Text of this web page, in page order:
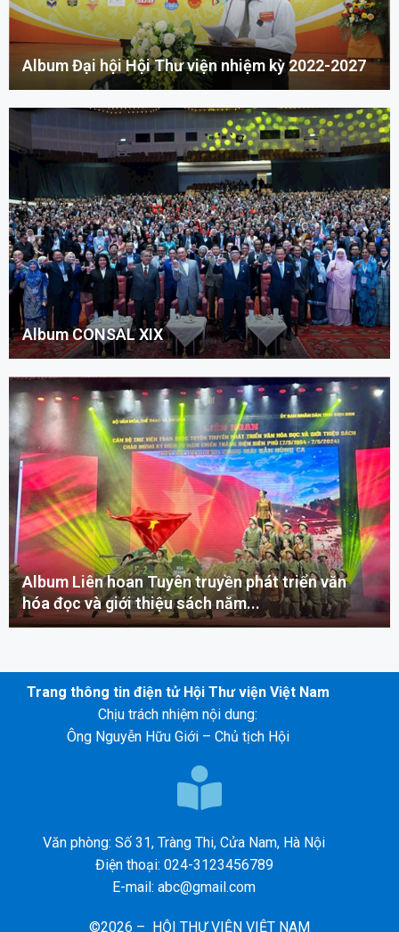
Album Đại hội Hội Thư viện nhiệm kỳ 2022-2027
Album CONSAL XIX
Album Liên hoan Tuyên truyền phát triển văn
hóa đọc và giới thiệu sách năm...
Trang thông tin điện tử Hội Thư viện Việt Nam
Chịu trách nhiệm nội dung:
Ông Nguyễn Hữu Giới – Chủ tịch Hội
Văn phòng: Số 31, Tràng Thi, Cửa Nam, Hà Nội
Điện thoại: 024-3123456789
E-mail: abc@gmail.com
©2026 – HỘI THƯ VIỆN VIỆT NAM